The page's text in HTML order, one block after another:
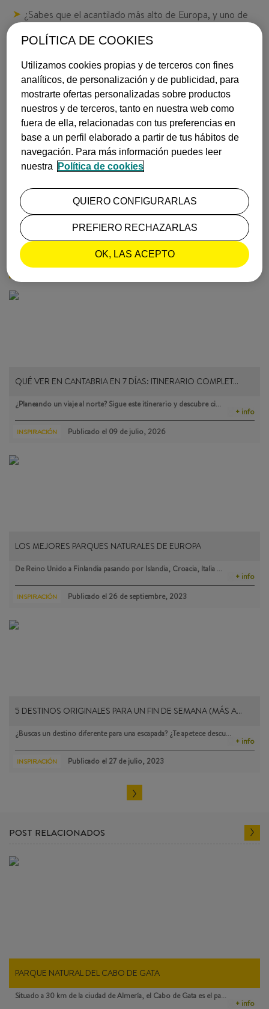
¿Sabes que el acantilado más alto de Europa, y uno de
Risco
de Faneque, que podrás observar cómodamente desde
Si eres urbanita, en Gran Canaria no te aburrirás
tampoco. En Las Palmas de Gran Canaria tienes
muchísimos museospara visitar y te sorprenderá la
arquitecturade la ciudad, que va desde el gótico hasta el
modernismo.
Si quieres ver el resto de las charlas #TravelTime,pásate
por nuestro canal. ¡Hasta pronto!
INSPIRACIÓN ISLAS CANARIAS GRAN CANARIA
POR_ NEREA
(@ VUELING)
28 de julio, 2020
MÁS LEÍDOS
QUÉ VER EN CANTABRIA EN 7 DÍAS: ITINERARIO COMPLET…
¿Planeando un viaje al norte? Sigue este itinerario y descubre ci…
+ info
INSPIRACIÓN Publicado el 09 de julio, 2026
LOS MEJORES PARQUES NATURALES DE EUROPA
De Reino Unido a Finlandia pasando por Islandia, Croacia, Italia …
+ info
INSPIRACIÓN Publicado el 26 de septiembre, 2023
5 DESTINOS ORIGINALES PARA UN FIN DE SEMANA (MÁS A…
¿Buscas un destino diferente para una escapada? ¿Te apetece descu…
+ info
INSPIRACIÓN Publicado el 27 de julio, 2023
POST RELACIONADOS
PARQUE NATURAL DEL CABO DE GATA
Situado a 30 km de la ciudad de Almería, el Cabo de Gata es el pa…
+ info
POLÍTICA DE COOKIES
Utilizamos cookies propias y de terceros con fines
analíticos, de personalización y de publicidad, para
mostrarte ofertas personalizadas sobre productos
nuestros y de terceros, tanto en nuestra web como
fuera de ella, relacionadas con tus preferencias en
base a un perfil elaborado a partir de tus hábitos de
navegación. Para más información puedes leer
nuestra
Política de cookies
PREFIERO RECHAZARLAS
OK, LAS ACEPTO
QUIERO CONFIGURARLAS